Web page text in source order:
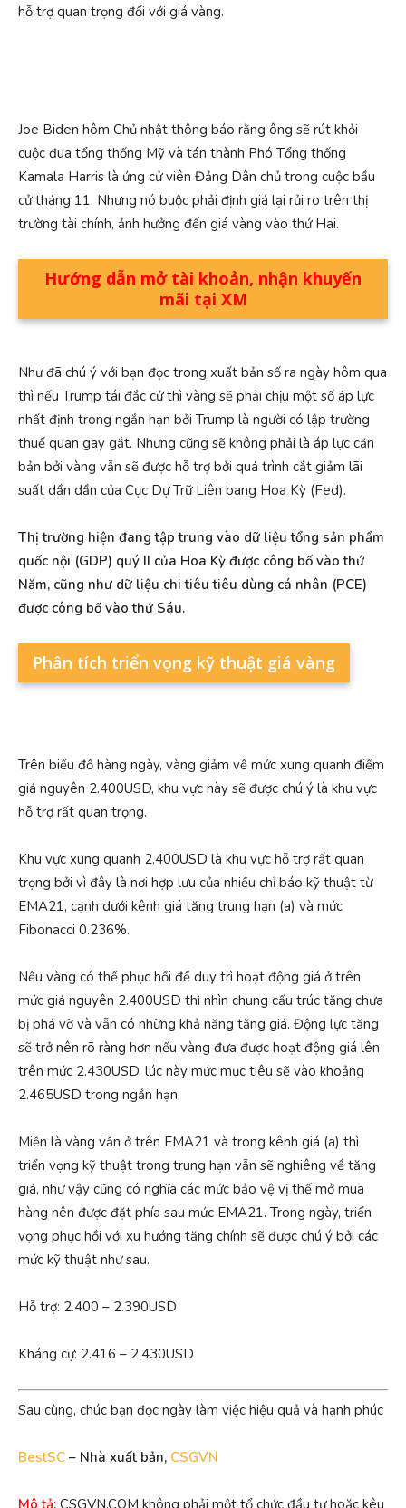
hỗ trợ quan trọng đối với giá vàng.
Joe Biden hôm Chủ nhật thông báo rằng ông sẽ rút khỏi
cuộc đua tổng thống Mỹ và tán thành Phó Tổng thống
Kamala Harris là ứng cử viên Đảng Dân chủ trong cuộc bầu
cử tháng 11. Nhưng nó buộc phải định giá lại rủi ro trên thị
trường tài chính, ảnh hưởng đến giá vàng vào thứ Hai.
Hướng dẫn mở tài khoản, nhận khuyến
mãi tại XM
Như đã chú ý với bạn đọc trong xuất bản số ra ngày hôm qua
thì nếu Trump tái đắc cử thì vàng sẽ phải chịu một số áp lực
nhất định trong ngắn hạn bởi Trump là người có lập trường
thuế quan gay gắt. Nhưng cũng sẽ không phải là áp lực căn
bản bởi vàng vẫn sẽ được hỗ trợ bởi quá trình cắt giảm lãi
suất dần dần của Cục Dự Trữ Liên bang Hoa Kỳ (Fed).
Thị trường hiện đang tập trung vào dữ liệu tổng sản phẩm
quốc nội (GDP) quý II của Hoa Kỳ được công bố vào thứ
Năm, cũng như dữ liệu chi tiêu tiêu dùng cá nhân (PCE)
được công bố vào thứ Sáu.
Phân tích triển vọng kỹ thuật giá vàng
Trên biểu đồ hàng ngày, vàng giảm về mức xung quanh điểm
giá nguyên 2.400USD, khu vực này sẽ được chú ý là khu vực
hỗ trợ rất quan trọng.
Khu vực xung quanh 2.400USD là khu vực hỗ trợ rất quan
trọng bởi vì đây là nơi hợp lưu của nhiều chỉ báo kỹ thuật từ
EMA21, cạnh dưới kênh giá tăng trung hạn (a) và mức
Fibonacci 0.236%.
Nếu vàng có thể phục hồi để duy trì hoạt động giá ở trên
mức giá nguyên 2.400USD thì nhìn chung cấu trúc tăng chưa
bị phá vỡ và vẫn có những khả năng tăng giá. Động lực tăng
sẽ trở nên rõ ràng hơn nếu vàng đưa được hoạt động giá lên
trên mức 2.430USD, lúc này mức mục tiêu sẽ vào khoảng
2.465USD trong ngắn hạn.
Miễn là vàng vẫn ở trên EMA21 và trong kênh giá (a) thì
triển vọng kỹ thuật trong trung hạn vẫn sẽ nghiêng về tăng
giá, như vậy cũng có nghĩa các mức bảo vệ vị thế mở mua
hàng nên được đặt phía sau mức EMA21. Trong ngày, triển
vọng phục hồi với xu hướng tăng chính sẽ được chú ý bởi các
mức kỹ thuật như sau.
Hỗ trợ: 2.400 – 2.390USD
Kháng cự: 2.416 – 2.430USD
Sau cùng, chúc bạn đọc ngày làm việc hiệu quả và hạnh phúc
BestSC – Nhà xuất bản, CSGVN
Mô tả: CSGVN.COM không phải một tổ chức đầu tư hoặc kêu